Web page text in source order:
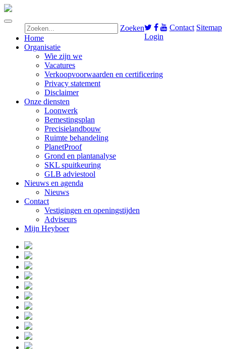
Contact Sitemap
Login
Zoeken
Home
Organisatie
Wie zijn we
Vacatures
Verkoopvoorwaarden en certificering
Privacy statement
Disclaimer
Onze diensten
Loonwerk
Bemestingsplan
Precisielandbouw
Ruimte behandeling
PlanetProof
Grond en plantanalyse
SKL spuitkeuring
GLB adviestool
Nieuws en agenda
Nieuws
Contact
Vestigingen en openingstijden
Adviseurs
Mijn Heyboer